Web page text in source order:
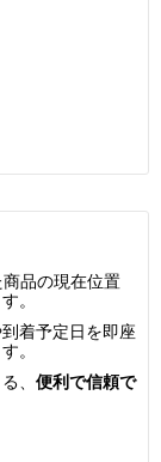
品の現在位置
。
着予定日を即座
。
、 便利で信頼で